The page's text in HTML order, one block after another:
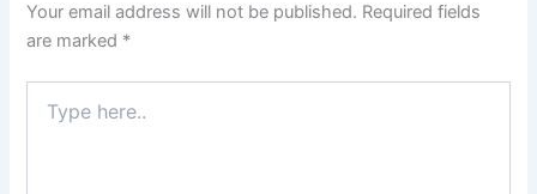
Your email address will not be published. Required fields
are marked *
here..